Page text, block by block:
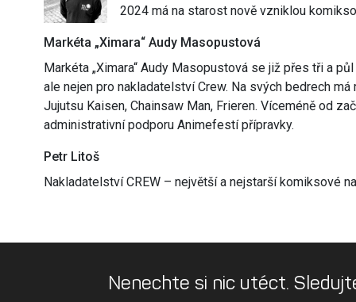
2024 má na starost nově vzniklou
Markéta „Ximara“ Audy Masopustová
Markéta „Ximara“ Audy Masopustová se již přes tři a
ale nejen pro nakladatelství Crew. Na svých bedrech
Jujutsu Kaisen, Chainsaw Man, Frieren. Víceméně od
administrativní podporu Animefestí přípravky.
Petr Litoš
Nakladatelství CREW – největší a nejstarší komiksové
Nenechte si nic utéct.